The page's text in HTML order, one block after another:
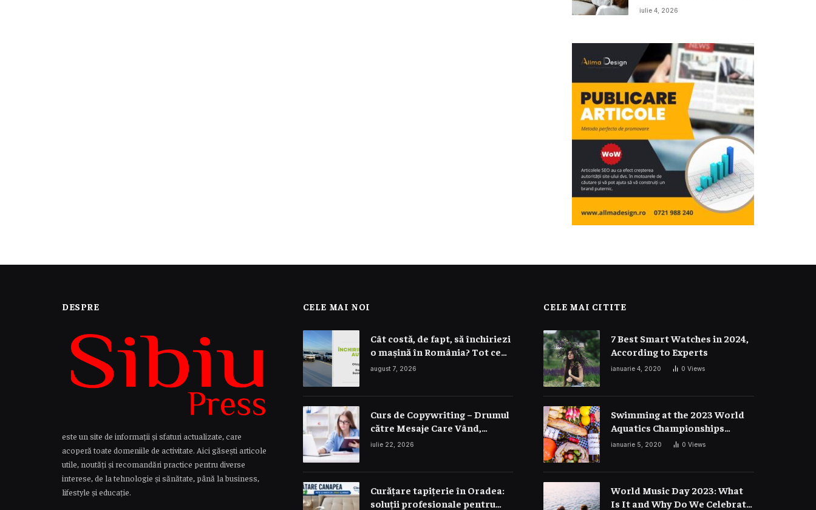
iulie 4, 2026
DESPRE
este un site de informații și sfaturi actualizate, care
acoperă toate domeniile de activitate. Aici găsești articole
utile, noutăți și recomandări practice pentru diverse
interese, de la tehnologie și sănătate, până la business,
lifestyle și educație.
CELE MAI NOI
Cât costă, de fapt, să închiriezi
o mașină în România? Tot ce
trebuie să știi despre prețuri
august 7, 2026
Curs de Copywriting – Drumul
către Mesaje Care Vând,
Conving și Construiesc
iulie 22, 2026
Curățare tapițerie în Oradea:
soluții profesionale pentru
CELE MAI CITITE
7 Best Smart Watches in 2024,
According to Experts
ianuarie 4, 2020 0Views
Swimming at the 2023 World
Aquatics Championships
Preview
ianuarie 5, 2020 0Views
World Music Day 2023: What
Is It and Why Do We Celebrate